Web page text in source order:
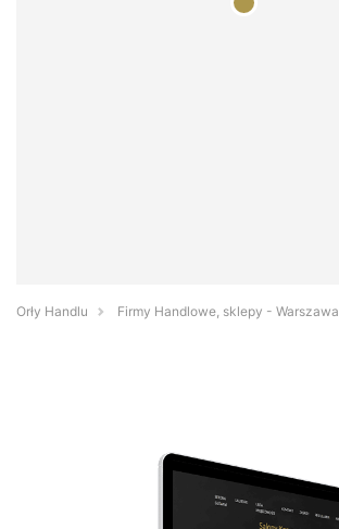
Orły Handlu Firmy Handlowe, sklepy - Warszawa